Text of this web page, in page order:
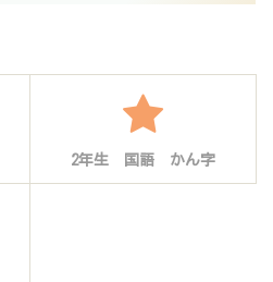
2年生 国語 かん字